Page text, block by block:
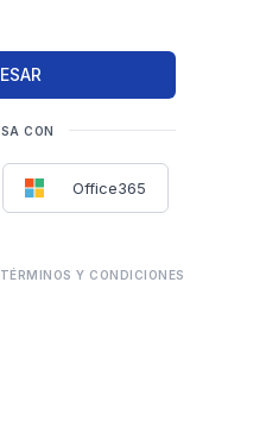
CON
Office365
TÉRMINOS Y CONDICIONES